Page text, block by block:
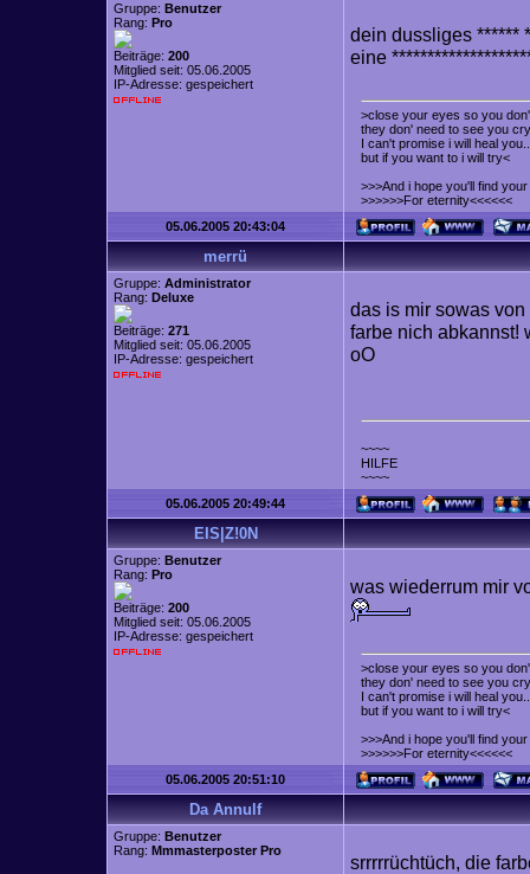
Gruppe: Benutzer
Rang: Pro
Beiträge: 200
Mitglied seit: 05.06.2005
IP-Adresse: gespeichert
dein dussliges ******
eine
>close your eyes so you
they don' need to see you
I can't promise i will heal you..
but if you want to i will try<
>>>And i hope you'll find
>>>>>>For eternity<<<<<<
05.06.2005 20:43:04
merrü
Gruppe: Administrator
Rang: Deluxe
Beiträge: 271
Mitglied seit: 05.06.2005
IP-Adresse: gespeichert
das is mir sowas von
farbe nich abkannst!
oO
~~~~
HILFE
~~~~
05.06.2005 20:49:44
EIS|Z!0N
Gruppe: Benutzer
Rang: Pro
Beiträge: 200
Mitglied seit: 05.06.2005
IP-Adresse: gespeichert
was wiederrum mir
>close your eyes so you
they don' need to see you
I can't promise i will heal you..
but if you want to i will try<
>>>And i hope you'll find
>>>>>>For eternity<<<<<<
05.06.2005 20:51:10
Da Annulf
Gruppe: Benutzer
Rang: Mmmasterposter Pro
srrrrrüchtüch, die